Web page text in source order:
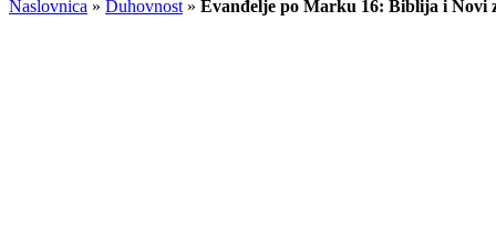
Naslovnica » Duhovnost » Evanđelje po Marku 16: Biblija i Novi